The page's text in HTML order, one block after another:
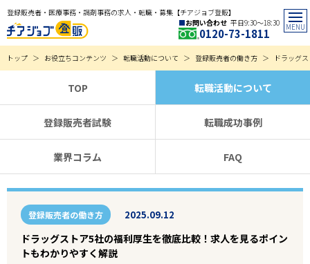
登録販売者・医療事務・調剤事務の求人・転職・募集【チアジョブ登販】
お問い合わせ 平日9:30〜18:30
0120-73-1811
トップ お役立ちコンテンツ 転職活動について 登録販売者の働き方 ドラッグ
TOP 転職活動について
登録販売者試験 転職成功事例
業界コラム FAQ
登録販売者の働き方 2025.09.12
ドラッグストア5社の福利厚生を徹底比較！求人を見るポイン
トもわかりやすく解説